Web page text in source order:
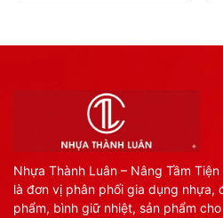
Nhựa Thành Luân – Nâng Tầm
là đơn vị phân phối gia dụng nhựa,
phẩm, bình giữ nhiệt, sản phẩm